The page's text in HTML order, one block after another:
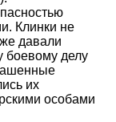
Клинки не
давали
боевому делу
их
особами